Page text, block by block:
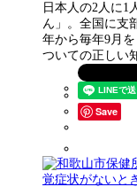
日本人の2人に1
ん」。全国に支
年から毎年9月
ついての正しい
Save